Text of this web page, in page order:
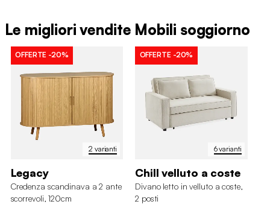
Le migliori vendite Mobili soggiorno
2 varianti
OFFERTE -20%
Legacy
Credenza scandinava a 2 ante
scorrevoli, 120cm
6 varianti
OFFERTE -20%
Chill velluto a coste
Divano letto in velluto a coste,
2 posti